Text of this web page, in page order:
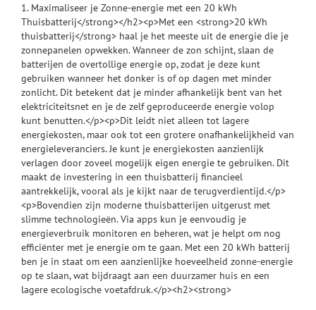
1. Maximaliseer je Zonne-energie met een 20 kWh
Thuisbatterij</strong></h2><p>Met een <strong>20 kWh
thuisbatterij</strong> haal je het meeste uit de energie die je
zonnepanelen opwekken. Wanneer de zon schijnt, slaan de
batterijen de overtollige energie op, zodat je deze kunt
gebruiken wanneer het donker is of op dagen met minder
zonlicht. Dit betekent dat je minder afhankelijk bent van het
elektriciteitsnet en je de zelf geproduceerde energie volop
kunt benutten.</p><p>Dit leidt niet alleen tot lagere
energiekosten, maar ook tot een grotere onafhankelijkheid van
energieleveranciers. Je kunt je energiekosten aanzienlijk
verlagen door zoveel mogelijk eigen energie te gebruiken. Dit
maakt de investering in een thuisbatterij financieel
aantrekkelijk, vooral als je kijkt naar de terugverdientijd.</p>
<p>Bovendien zijn moderne thuisbatterijen uitgerust met
slimme technologieën. Via apps kun je eenvoudig je
energieverbruik monitoren en beheren, wat je helpt om nog
efficiënter met je energie om te gaan. Met een 20 kWh batterij
ben je in staat om een aanzienlijke hoeveelheid zonne-energie
op te slaan, wat bijdraagt aan een duurzamer huis en een
lagere ecologische voetafdruk.</p><h2><strong>